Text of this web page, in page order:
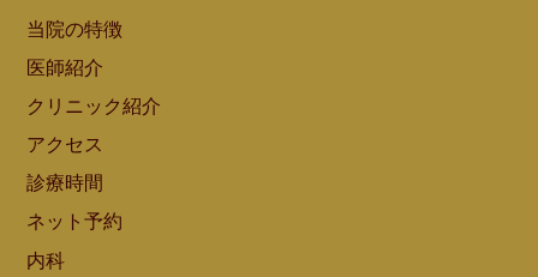
当院の特徴
医師紹介
クリニック紹介
アクセス
診療時間
ネット予約
内科